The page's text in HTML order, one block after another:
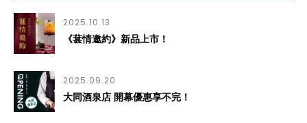
2025.10.13
《葚情邀約》新品上市！
2025.09.20
大同酒泉店 開幕優惠享不完！